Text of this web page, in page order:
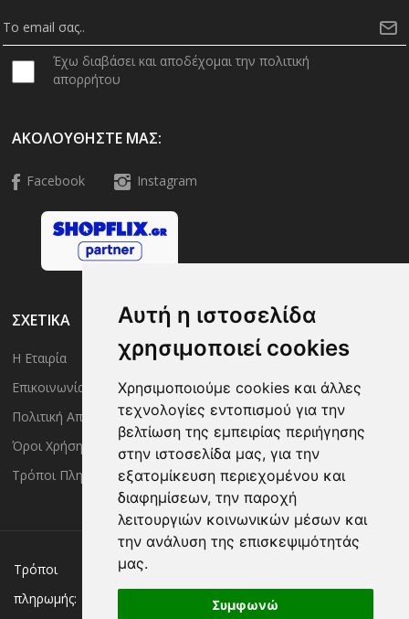
Αυτή η ιστοσελίδα
χρησιμοποιεί cookies
Χρησιμοποιούμε cookies και άλλες
τεχνολογίες εντοπισμού για την
βελτίωση της εμπειρίας περιήγησης
στην ιστοσελίδα μας, για την
εξατομίκευση περιεχομένου και
διαφημίσεων, την παροχή
λειτουργιών κοινωνικών μέσων και
την ανάλυση της επισκεψιμότητάς
μας.
Συμφωνώ
Έχω διαβάσει και αποδέχομαι την πολιτική
απορρήτου
ΑΚΟΛΟΥΘΉΣΤΕ ΜΑΣ:
Facebook Instagram
ΣΧΕΤΙΚΑ
Η Εταιρία
Επικοινωνία
Πολιτική Απορρήτου
Όροι Χρήσης
Τρόποι Πληρωμής
Είσοδος Μέλους
Έλεγχος Παραγγελίας
Τρόποι Αποστολής
Πολιτική Επιστροφών
Τρόποι
πληρωμής:
Χρεωστική/πιστωτική κάρτα
Κατάθεση σε Τράπεζα